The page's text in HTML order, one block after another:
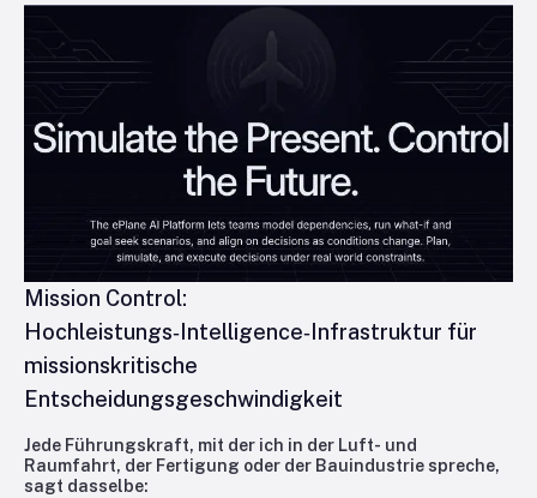
Mission Control:
Hochleistungs‑Intelligence‑Infrastruktur für
missionskritische
Entscheidungsgeschwindigkeit
Jede Führungskraft, mit der ich in der Luft- und
Raumfahrt, der Fertigung oder der Bauindustrie spreche,
sagt dasselbe: